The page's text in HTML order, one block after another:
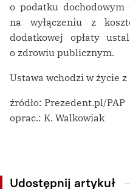
o podatku
na wyłączeniu z
dodatkowej opłaty
o zdrowiu publicznym.
Ustawa wchodzi w życie
źródło: Prezedent.pl/PAP
oprac.: K. Walkowiak
Udostępnij artykuł